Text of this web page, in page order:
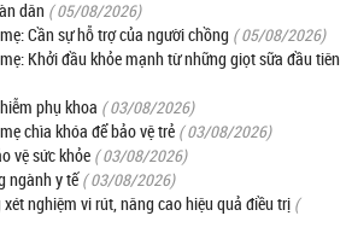
dân ( 05/08/2026)
Cần sự hỗ trợ của người chồng ( 05/08/2026)
Khởi đầu khỏe mạnh từ những giọt sữa đầu tiên
phụ khoa ( 03/08/2026)
chìa khóa để bảo vệ trẻ ( 03/08/2026)
vệ sức khỏe ( 03/08/2026)
ngành y tế ( 03/08/2026)
nghiệm vi rút, nâng cao hiệu quả điều trị (